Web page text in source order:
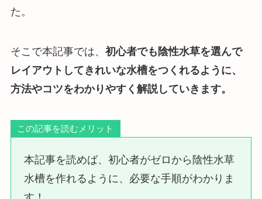
た。
そこで本記事では、 初心者でも陰性水草を選んで
レイアウトしてきれいな水槽をつくれるように、
方法やコツをわかりやすく解説していきます。
この記事を読むメリット
本記事を読めば、初心者がゼロから陰性水草
水槽を作れるように、必要な手順がわかりま